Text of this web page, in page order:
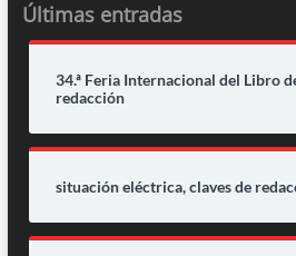
Últimas entradas
34.ª Feria Internacional del Libro
redacción
situación eléctrica, claves de